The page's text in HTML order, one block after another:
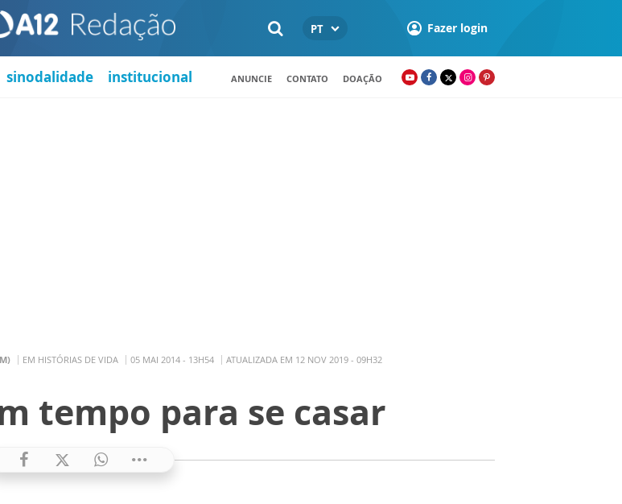
PT Fazer login
sinodalidade institucional ANUNCIE CONTATO DOAÇÃO
EM HISTÓRIAS DE VIDA 05 MAI 2014 - 13H54 ATUALIZADA EM 12 NOV 2019 - 09H32
tempo para se casar